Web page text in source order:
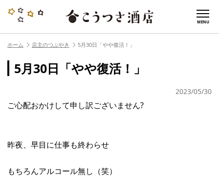
MENU
ホーム 店主のつぶやき 5月30日「やや復活！」
5月30日「やや復活！」
2023/05/30
ご心配おかけして申し訳ございません?
昨夜、早目に仕事も終わらせ
もちろんアルコール無し（笑）